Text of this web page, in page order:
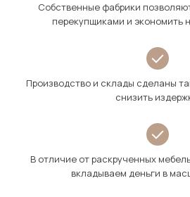
Собственные фабрики
перекупщиками и экономить
Производство и склады сделаны
снизить
В отличие от раскрученных
вкладываем деньги в